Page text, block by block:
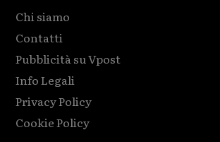
Chi siamo
Contatti
Pubblicità su Vpost
Info Legali
Privacy Policy
Cookie Policy